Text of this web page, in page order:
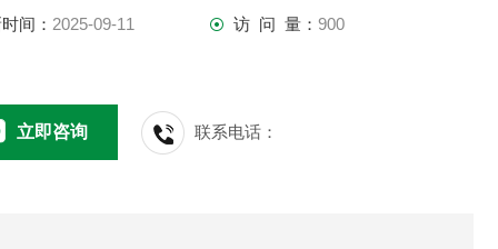
间： 2025-09-11 访 问 量： 900
立即咨询 联系电话：